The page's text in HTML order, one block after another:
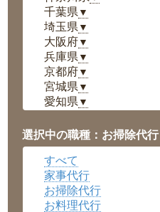
千葉県 ▼
埼玉県 ▼
大阪府▼
兵庫県 ▼
京都府▼
宮城県 ▼
愛知県 ▼
岡山県▼
広島県▼
沖縄県
選択中の職種：お掃除代行
すべて
家事代行
お掃除代行
お料理代行